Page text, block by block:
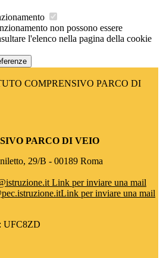
non possono essere
l'elenco nella pagina della cookie
COMPRENSIVO PARCO DI
PARCO DI VEIO
29/B - 00189 Roma
Link per inviare una mail
Link per inviare una mail
UFC8ZD